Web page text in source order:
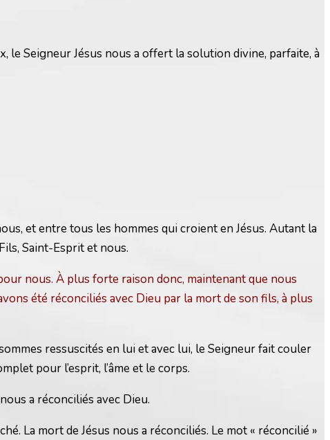
le Seigneur Jésus nous a offert la solution divine, parfaite, à
et entre tous les hommes qui croient en Jésus. Autant la
Saint-Esprit et nous.
nous. À plus forte raison donc, maintenant que nous
été réconciliés avec Dieu par la mort de son fils, à plus
ressuscités en lui et avec lui, le Seigneur fait couler
pour l’esprit, l’âme et le corps.
a réconciliés avec Dieu.
La mort de Jésus nous a réconciliés. Le mot « réconcilié »